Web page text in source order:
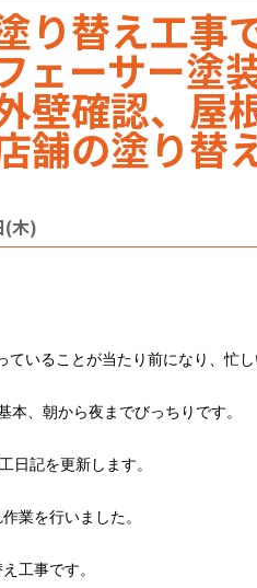
見積書の見
り替え工事
ェーサー塗
壁確認、屋
舗の塗り替
(木)
ていることが当たり前になり、忙
本、朝から夜までびっちりです。
日記を更新します。
業を行いました。
工事です。